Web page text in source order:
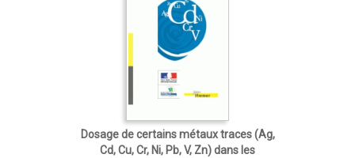
Dosage de certains métaux traces (Ag,
Cd, Cu, Cr, Ni, Pb, V, Zn) dans les